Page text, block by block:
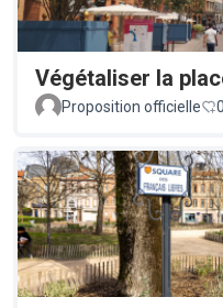
Végétaliser la
Proposition officielle
0